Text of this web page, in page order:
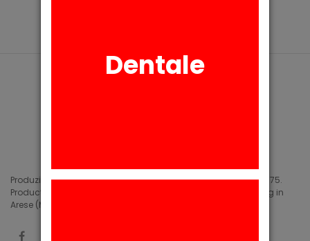
Produzione di siliconi medicali e industriali in Arese (MI) dal 1975.
Production of medical and industrial silicones. Manufacturing in
Arese (MI) since 1975.
Dentale